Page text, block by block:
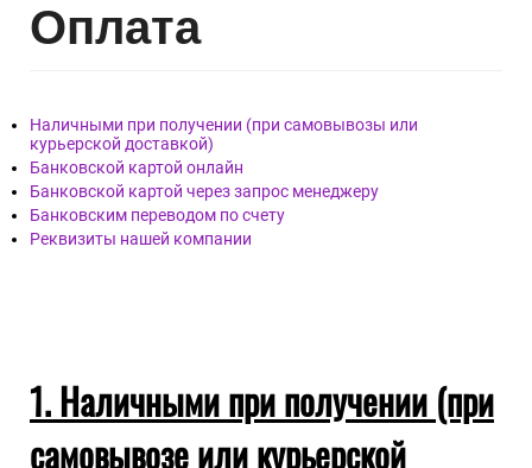
Оплата
Наличными при получении (при самовывозы или
курьерской доставкой)
Банковской картой онлайн
Банковской картой через запрос менеджеру
Банковским переводом по счету
Реквизиты нашей компании
1. Наличными при получении (при
самовывозе или курьерской